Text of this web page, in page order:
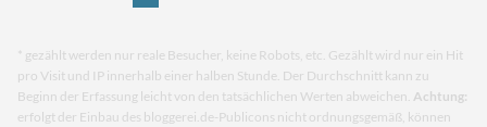
* gezählt werden nur reale Besucher, keine Robots, etc. Gezählt wird nur ein Hit
pro Visit und IP innerhalb einer halben Stunde. Der Durchschnitt kann zu
Beginn der Erfassung leicht von den tatsächlichen Werten abweichen. Achtung:
erfolgt der Einbau des bloggerei.de-Publicons nicht ordnungsgemäß, können